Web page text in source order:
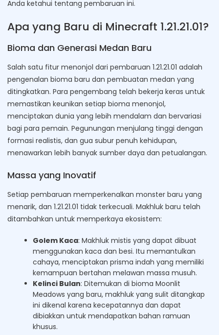
Anda ketahui tentang pembaruan ini.
Apa yang Baru di Minecraft 1.21.21.01?
Bioma dan Generasi Medan Baru
Salah satu fitur menonjol dari pembaruan 1.21.21.01 adalah
pengenalan bioma baru dan pembuatan medan yang
ditingkatkan. Para pengembang telah bekerja keras untuk
memastikan keunikan setiap bioma menonjol,
menciptakan dunia yang lebih mendalam dan bervariasi
bagi para pemain. Pegunungan menjulang tinggi dengan
formasi realistis, dan gua subur penuh kehidupan,
menawarkan lebih banyak sumber daya dan petualangan.
Massa yang Inovatif
Setiap pembaruan memperkenalkan monster baru yang
menarik, dan 1.21.21.01 tidak terkecuali. Makhluk baru telah
ditambahkan untuk memperkaya ekosistem:
Golem Kaca: Makhluk mistis yang dapat dibuat
menggunakan kaca dan besi. Itu memantulkan
cahaya, menciptakan prisma indah yang memiliki
kemampuan bertahan melawan massa musuh.
Kelinci Bulan: Ditemukan di bioma Moonlit
Meadows yang baru, makhluk yang sulit ditangkap
ini dikenal karena kecepatannya dan dapat
dibiakkan untuk mendapatkan bahan ramuan
khusus.